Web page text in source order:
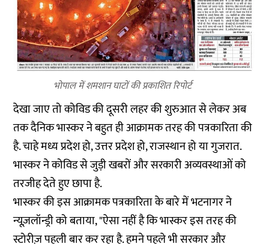
भोपाल में शमशान घाटों की प्रकाशित रिपोर्ट
देखा जाए तो कोविड की दूसरी लहर की शुरुआत से लेकर अब
तक दैनिक भास्कर ने बहुत ही आक्रामक तरह की पत्रकारिता की
है. चाहे मध्य प्रदेश हो, उत्तर प्रदेश हो, राजस्थान हो या गुजरात.
भास्कर ने कोविड से जुड़ी खबरों और सरकारी अव्यवस्थाओं को
तरजीह देते हुए छापा है.
भास्कर की इस आक्रामक पत्रकारिता के बारे में भटनागर ने
न्यूज़लॉन्ड्री को बताया, "ऐसा नहीं है कि भास्कर इस तरह की
स्टोरीज़ पहली बार कर रहा है. हमने पहले भी सरकार और